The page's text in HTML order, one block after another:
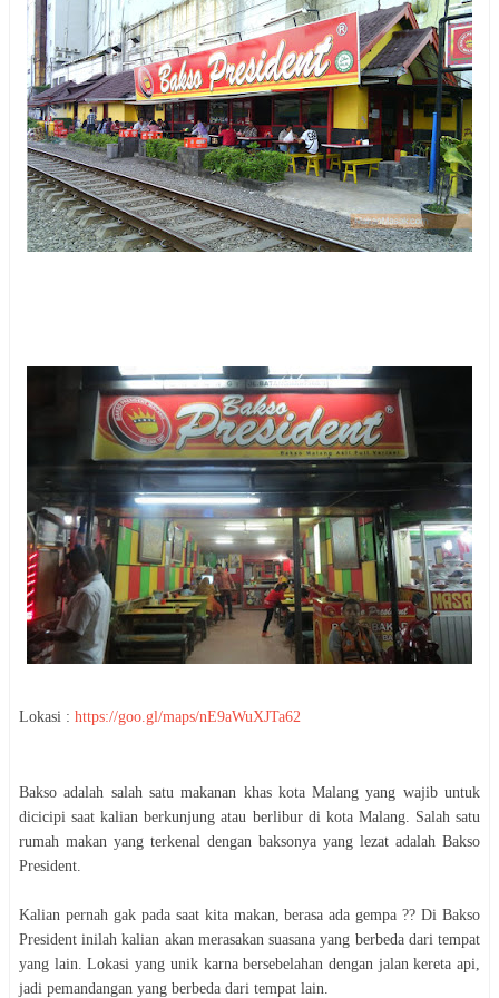
Lokasi : https://goo.gl/maps/nE9aWuXJTa62
Bakso adalah salah satu makanan khas kota Malang yang wajib untuk
dicicipi saat kalian berkunjung atau berlibur di kota Malang. Salah satu
rumah makan yang terkenal dengan baksonya yang lezat adalah Bakso
President.
Kalian pernah gak pada saat kita makan, berasa ada gempa ?? Di Bakso
President inilah kalian akan merasakan suasana yang berbeda dari tempat
yang lain. Lokasi yang unik karna bersebelahan dengan jalan kereta api,
jadi pemandangan yang berbeda dari tempat lain.